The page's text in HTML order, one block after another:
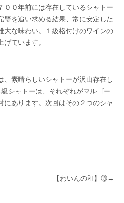
００年前には存在しているシャトー
璧を追い求める結果、常に安定した
大な味わい。１級格付けのワインの
ています。
、素晴らしいシャトーが沢山存在し
シャトーは、それぞれがマルゴー
にあります。次回はその２つのシャ
→
【わいんの和】⑮